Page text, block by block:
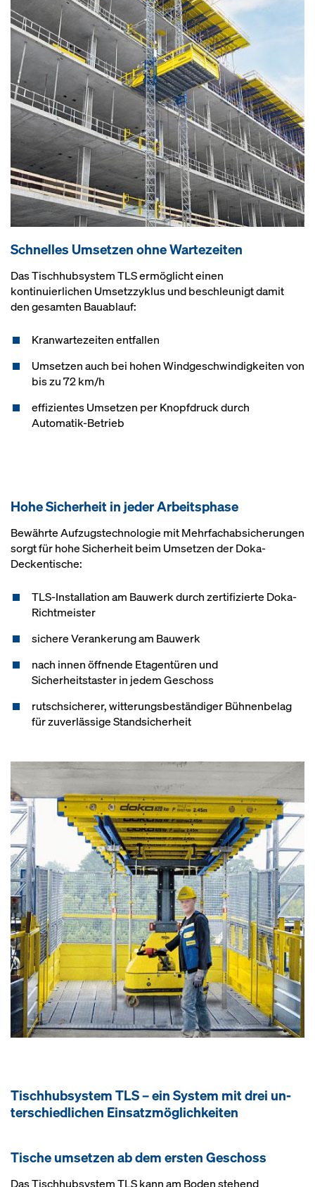
Sch­nel­les Um­set­zen oh­ne War­te­zei­ten
Das Tischhubsystem TLS ermöglicht einen
kontinuierlichen Umsetzzyklus und beschleunigt damit
den gesamten Bauablauf:
Kranwartezeiten entfallen
Umsetzen auch bei hohen Windgeschwindigkeiten von
bis zu 72 km/h
effizientes Umsetzen per Knopfdruck durch
Automatik-Betrieb
Ho­he Si­cher­heit in je­der Ar­beits­pha­se
Bewährte Aufzugstechnologie mit Mehrfachabsicherungen
sorgt für hohe Sicherheit beim Umsetzen der Doka-
Deckentische:
TLS-Installation am Bauwerk durch zertifizierte Doka-
Richtmeister
sichere Verankerung am Bauwerk
nach innen öffnende Etagentüren und
Sicherheitstaster in jedem Geschoss
rutschsicherer, witterungsbeständiger Bühnenbelag
für zuverlässige Standsicherheit
Tisch­hub­sys­tem TLS – ein Sys­tem mit drei un­
ter­schied­li­chen Ein­satz­mög­lich­kei­ten
Ti­sche um­set­zen ab dem ers­ten Ge­schoss
Das Tischhubsystem TLS kann am Boden stehend